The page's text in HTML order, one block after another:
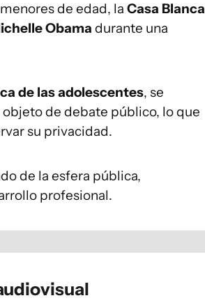
de edad, la Casa Blanca
Obama durante una
de las adolescentes, se
de debate público, lo que
su privacidad.
de la esfera pública,
profesional.